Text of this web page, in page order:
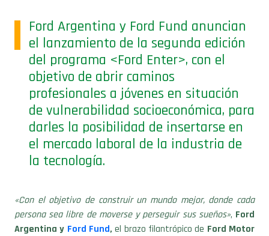
Ford Argentina y Ford Fund anuncian
el lanzamiento de la segunda edición
del programa <Ford Enter>, con el
objetivo de abrir caminos
profesionales a jóvenes en situación
de vulnerabilidad socioeconómica, para
darles la posibilidad de insertarse en
el mercado laboral de la industria de
la tecnología.
«Con el objetivo de construir un mundo mejor, donde cada
persona sea libre de moverse y perseguir sus sueños», Ford
Argentina y Ford Fund, el brazo filantrópico de Ford Motor